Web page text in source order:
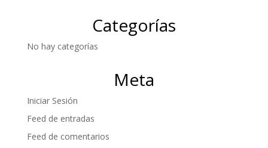
Categorías
No hay categorías
Meta
Iniciar Sesión
Feed de entradas
Feed de comentarios